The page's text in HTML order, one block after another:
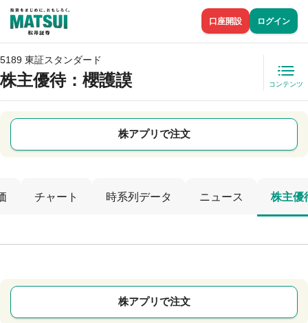
口座開設 ログイン
5189 東証スタンダード
株主優待：櫻護謨 コンテンツ
株アプリで注文
チャート 時系列データ ニュース 株主優
株アプリで注文